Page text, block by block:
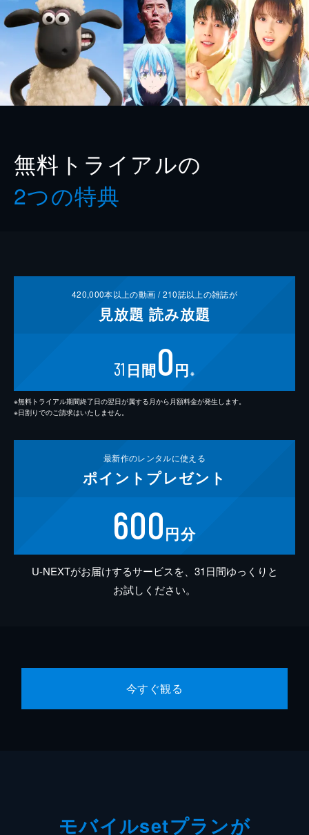
無料トライアルの
2つの特典
420,000本以上の動画 /210誌以上の雑誌が
見放題 読み放題
31 日間0円 ※
※無料トライアル期間終了日の翌日が属する月から月額料金が発生します。
※日割りでのご請求はいたしません。
最新作のレンタルに使える
ポイント プレゼント
600円分
U-NEXTがお届けするサービスを、31日間ゆっくりと
お試しください。
今すぐ観る
モバイルsetプランが